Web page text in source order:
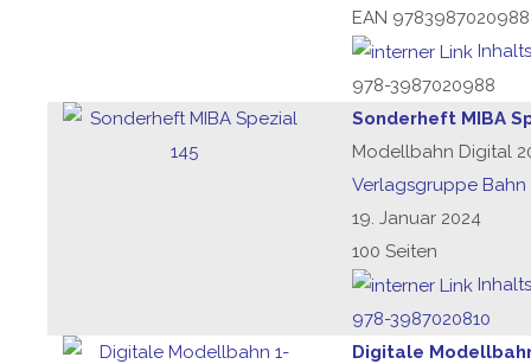
EAN 9783987020988
978-3987020988
Sonderheft MIBA
Modellbahn Digital
Verlagsgruppe Bahn
19. Januar 2024
100 Seiten
978-3987020810
Digitale